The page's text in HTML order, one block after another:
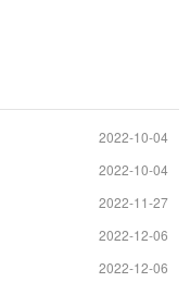
2022-10-04
2022-10-04
2022-11-27
2022-12-06
2022-12-06